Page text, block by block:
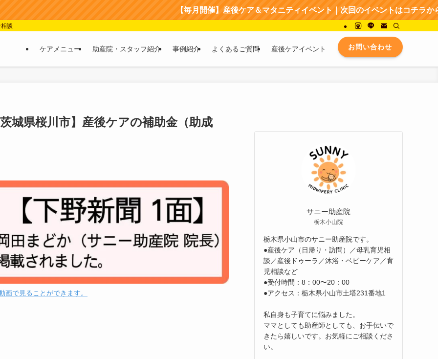
【毎月開催】産後ケア＆マタニティイベント｜次回のイベントはコチラから → → →
談
ケアメニュー 助産院・スタッフ紹介 事例紹介 よくあるご質問 産後ケアイベント お問い合わせ
城県桜川市】産後ケアの補助金（助成
で見ることができます。
サニー助産院
栃木小山院
栃木県小山市のサニー助産院です。
●産後ケア（日帰り・訪問）／母乳育児相
談／産後ドゥーラ／沐浴・ベビーケア／育
児相談など
●受付時間：8：00〜20：00
●アクセス：栃木県小山市土塔231番地1
私自身も子育てに悩みました。
ママとしても助産師としても、お手伝いで
きたら嬉しいです。お気軽にご相談くださ
い。